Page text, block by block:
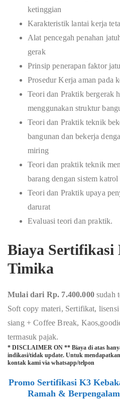
ketinggian
Karakteristik lantai kerja
Alat pencegah penahan
gerak
Prinsip penerapan faktor
Prosedur Kerja aman pada
Teori dan Praktik bergerak
menggunakan struktur
Teori dan Praktik teknik
bangunan dan bekerja
miring
Teori dan praktik teknik
barang dengan sistem katrol
Teori dan Praktik upaya
darurat
Evaluasi teori dan praktik.
Biaya Sertifikasi
Timika
Mulai dari Rp. 7.400.000 sudah
Soft copy materi, Sertifikat,
siang + Coffee Break,
termasuk pajak.
* DISCLAIMER ON ** Biaya di atas
indikasi/tidak update. Untuk
kontak kami via whatsapp/telpon
Promo Sertifikasi K3
Ramah &